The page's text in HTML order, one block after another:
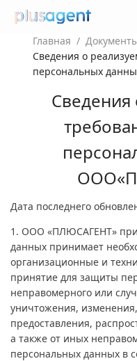
Главная /
Сведения о
персональных
Сведения
Дата последнего
1. ООО «ПЛЮСАГЕНТ» при
данных принимает
организационные и
принятие для защиты
неправомерного или
уничтожения,
предоставления,
а также от иных
персональных данных в